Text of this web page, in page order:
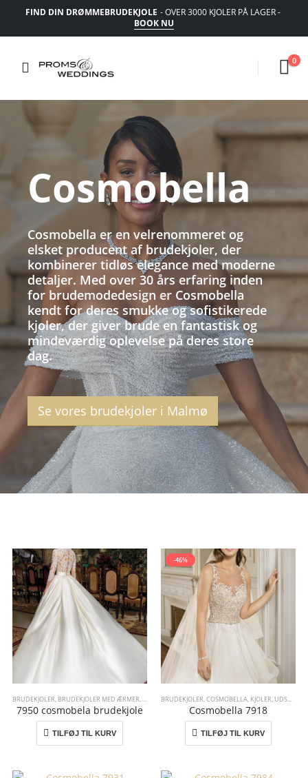
FIND DIN DRØMMEBRUDEKJOLE - OVER 3000 KJOLER PÅ LAGER -
BOOK NU
0
Cosmobella
Cosmobella er en velrenommeret og
elsket producent af brudekjoler, der
kombinerer tidløs elegance med moderne
detaljer. Med over 30 års erfaring inden
for brudemodedesign er Cosmobella
kendt for deres smukke og sofistikerede
kjoler, der giver brude en fantastisk og
mindeværdig oplevelse på deres store
dag.
Se vores brudekjoler i Malmø
BRUDEKJOLER BRUDEKJOLER MED ÆRMER COSMOBELLA
7950 cosmobela brudekjole
TILFØJ TIL KURV
-46%
BRUDEKJOLER COSMOBELLA KJOLER UDSALGSKJOLER
Cosmobella 7918
TILFØJ TIL KURV